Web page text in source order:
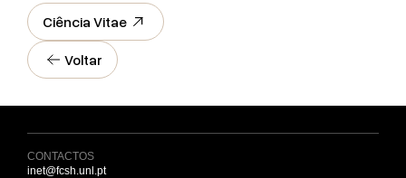
Voltar
Ciência Vitae
CONTACTOS
inet@fcsh.unl.pt